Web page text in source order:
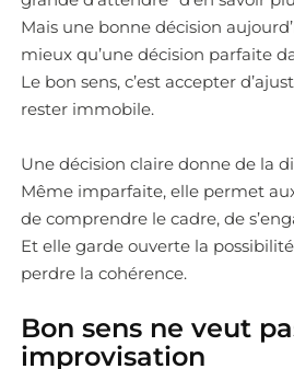
Mais une bonne décision
mieux qu’une décision parfaite
Le bon sens, c’est accepter
rester immobile.
Une décision claire donne de la
Même imparfaite, elle permet
de comprendre le cadre, de
Et elle garde ouverte la
perdre la cohérence.
Bon sens ne veut
improvisation